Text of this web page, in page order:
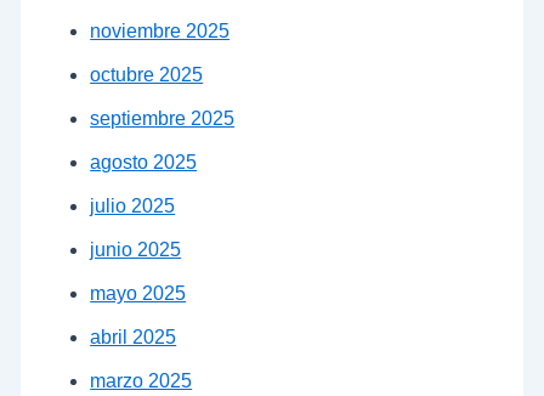
noviembre 2025
octubre 2025
septiembre 2025
agosto 2025
julio 2025
junio 2025
mayo 2025
abril 2025
marzo 2025